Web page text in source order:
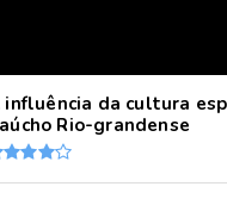
influência da cultura
Rio-grandense